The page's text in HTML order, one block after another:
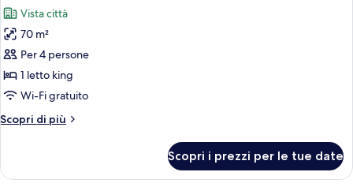
le
foto
per
Suite
Deluxe
Vista città
70 m²
Per 4 persone
1 letto king
Wi-Fi gratuito
Scopri di più
Altri
Deluxe
Scopri i prezzi per le tue date